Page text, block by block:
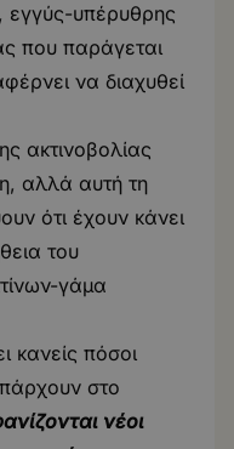
εγγύς-υπέρυθρης
που παράγεται
να διαχυθεί
ακτινοβολίας
αλλά αυτή τη
ότι έχουν κάνει
του
γάμα
κανείς πόσοι
στο
νέοι